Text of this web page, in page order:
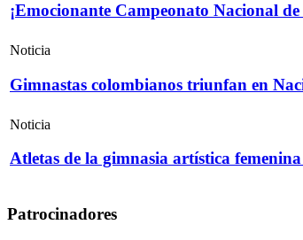
¡Emocionante Campeonato Nacional
Noticia
Gimnastas colombianos triunfan en
Noticia
Atletas de la gimnasia artística
Patrocinadores